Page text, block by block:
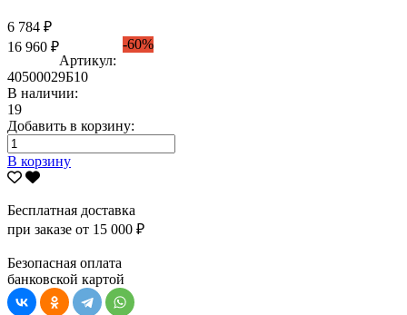
6 784 ₽
16 960 ₽
-60%
Артикул:
40500029Б10
В наличии:
19
Добавить в корзину:
В корзину
Бесплатная доставка
при заказе от 15 000 ₽
Безопасная оплата
банковской картой